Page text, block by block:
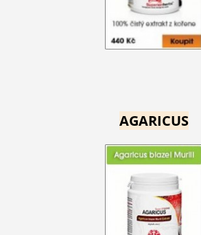
AGARICUS